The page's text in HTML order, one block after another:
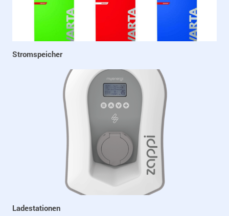
Stromspeicher
Ladestationen